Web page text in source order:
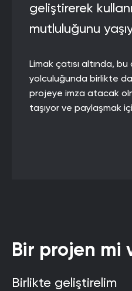
geliştirerek
mutluluğunu
Limak çatısı altında,
yolculuğunda birlikte
projeye imza atacak
taşıyor ve paylaşmak
Bir projen mi
Birlikte geliştirelim